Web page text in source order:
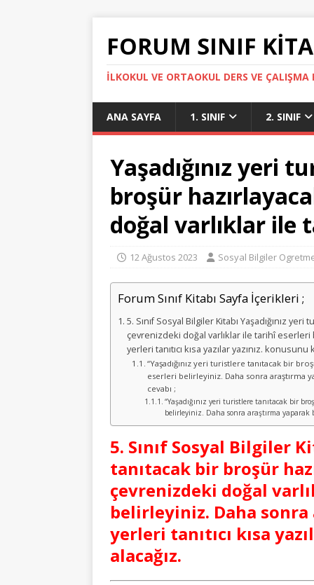
FORUM SINIF
İLKOKUL VE ORTAOKUL DERS VE
ANA SAYFA 1. SINIF 2. SINIF
Yaşadığınız yeri
broşür
doğal varlıklar ile
12 Ağustos 2023 Sosyal Bilgiler
Forum Sınıf Kitabı Sayfa İçerikleri ;
5. Sınıf Sosyal Bilgiler Kitabı Yaşadığınız
çevrenizdeki doğal varlıklar ile tarihî
yerleri tanıtıcı kısa yazılar yazınız. konusunu
“Yaşadığınız yeri turistlere tanıtacak bir
eserleri belirleyiniz. Daha sonra araştırma
cevabı ;
“Yaşadığınız yeri turistlere tanıtacak bir
belirleyiniz. Daha sonra araştırma yaparak
5. Sınıf Sosyal Bilgiler
tanıtacak bir broşür
çevrenizdeki doğal
belirleyiniz. Daha
yerleri tanıtıcı kısa
alacağız.